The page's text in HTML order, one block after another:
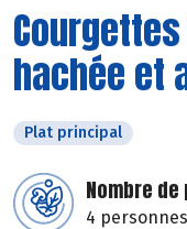
hachée et
Plat principal
Nombre
4 personnes